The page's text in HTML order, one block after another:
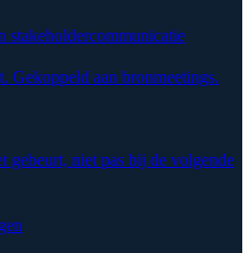
stakeholdercommunicatie
Gekoppeld aan bronmeetings.
niet pas bij de volgende